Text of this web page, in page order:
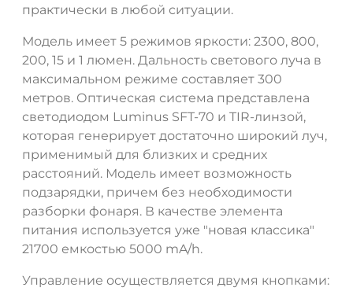
практически в любой ситуации.
Модель имеет 5 режимов яркости: 2300, 800,
200, 15 и 1 люмен. Дальность светового луча в
максимальном режиме составляет 300
метров. Оптическая система представлена
светодиодом Luminus SFT-70 и TIR-линзой,
которая генерирует достаточно широкий луч,
применимый для близких и средних
расстояний. Модель имеет возможность
подзарядки, причем без необходимости
разборки фонаря. В качестве элемента
питания используется уже "новая классика"
21700 емкостью 5000 mA/h.
Управление осуществляется двумя кнопками:
НЕТ